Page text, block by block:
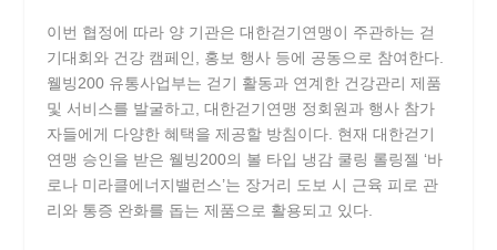
이번 협정에 따라 양 기관은 대한걷기연맹이 주관하는 걷
기대회와 건강 캠페인, 홍보 행사 등에 공동으로 참여한다.
웰빙200 유통사업부는 걷기 활동과 연계한 건강관리 제품
및 서비스를 발굴하고, 대한걷기연맹 정회원과 행사 참가
자들에게 다양한 혜택을 제공할 방침이다. 현재 대한걷기
연맹 승인을 받은 웰빙200의 볼 타입 냉감 쿨링 롤링젤 ‘바
로나 미라클에너지밸런스’는 장거리 도보 시 근육 피로 관
리와 통증 완화를 돕는 제품으로 활용되고 있다.